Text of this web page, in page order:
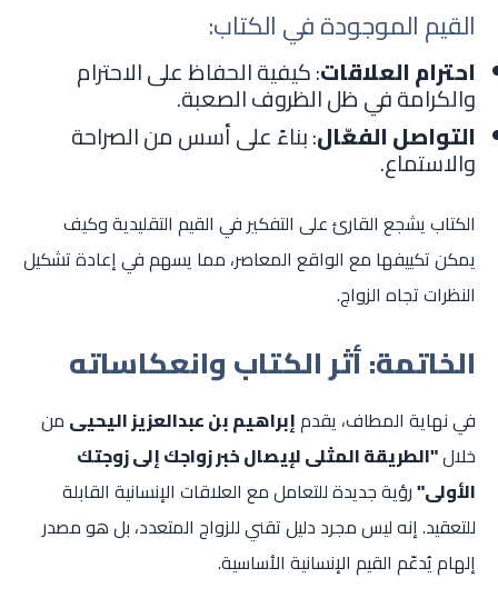
القيم الموجودة في الكتاب:
احترام العلاقات: كيفية الحفاظ على الاحترام
والكرامة في ظل الظروف الصعبة.
التواصل الفعّال: بناءً على أسس من الصراحة
والاستماع.
الكتاب يشجع القارئ على التفكير في القيم التقليدية وكيف
يمكن تكييفها مع الواقع المعاصر، مما يسهم في إعادة تشكيل
النظرات تجاه الزواج.
الخاتمة: أثر الكتاب وانعكاساته
في نهاية المطاف، يقدمإبراهيم بن عبدالعزيز اليحيى من
خلال"الطريقة المثلى لإيصال خبر زواجك إلى زوجتك
الأولى"رؤية جديدة للتعامل مع العلاقات الإنسانية القابلة
للتعقيد. إنه ليس مجرد دليل تقني للزواج المتعدد، بل هو مصدر
إلهام يُدعّم القيم الإنسانية الأساسية.